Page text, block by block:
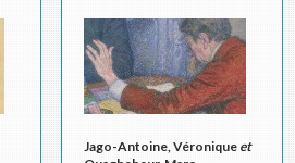
Jago-Antoine, Véronique et